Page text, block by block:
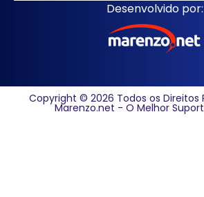
Desenvolvido por:
Copyright © 2026 Todos os Direitos
Marenzo.net - O Melhor